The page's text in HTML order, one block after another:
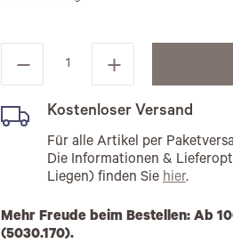
Kostenloser Versand
Für alle Artikel per
Die Informationen &
Liegen) finden Sie hier.
Mehr Freude beim Bestellen: Ab
(5030.170).